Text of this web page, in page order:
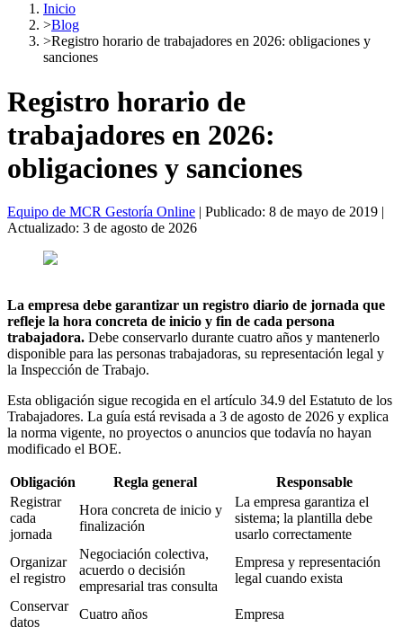
Inicio
>Blog
>Registro horario de trabajadores en 2026: obligaciones y
sanciones
Registro horario de
trabajadores en 2026:
obligaciones y sanciones
Equipo de MCR Gestoría Online | Publicado: 8 de mayo de 2019 |
Actualizado: 3 de agosto de 2026
La empresa debe garantizar un registro diario de jornada que
refleje la hora concreta de inicio y fin de cada persona
trabajadora. Debe conservarlo durante cuatro años y mantenerlo
disponible para las personas trabajadoras, su representación legal y
la Inspección de Trabajo.
Esta obligación sigue recogida en el artículo 34.9 del Estatuto de los
Trabajadores. La guía está revisada a 3 de agosto de 2026 y explica
la norma vigente, no proyectos o anuncios que todavía no hayan
modificado el BOE.
Obligación Regla general
Responsable
Registrar
cada
jornada
Hora concreta de inicio y
finalización
La empresa garantiza el
sistema; la plantilla debe
usarlo correctamente
Organizar
el registro
Negociación colectiva,
acuerdo o decisión
empresarial tras consulta
Empresa y representación
legal cuando exista
Conservar
datos
Cuatro años
Empresa